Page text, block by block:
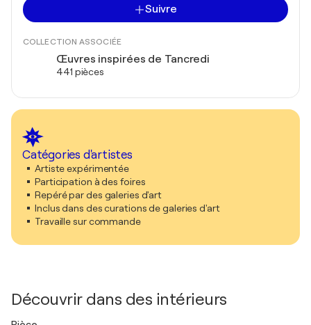
Suivre
COLLECTION ASSOCIÉE
Œuvres inspirées de Tancredi
441 pièces
Catégories d'artistes
Artiste expérimentée
Participation à des foires
Repéré par des galeries d'art
Inclus dans des curations de galeries d'art
Travaille sur commande
Découvrir dans des intérieurs